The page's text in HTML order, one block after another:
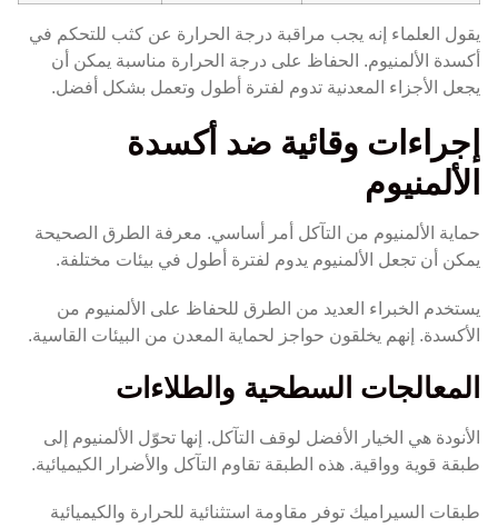
يقول العلماء إنه يجب مراقبة درجة الحرارة عن كثب للتحكم في
أكسدة الألمنيوم. الحفاظ على درجة الحرارة مناسبة يمكن أن
يجعل الأجزاء المعدنية تدوم لفترة أطول وتعمل بشكل أفضل.
إجراءات وقائية ضد أكسدة
الألمنيوم
حماية الألمنيوم من التآكل أمر أساسي. معرفة الطرق الصحيحة
يمكن أن تجعل الألمنيوم يدوم لفترة أطول في بيئات مختلفة.
يستخدم الخبراء العديد من الطرق للحفاظ على الألمنيوم من
الأكسدة. إنهم يخلقون حواجز لحماية المعدن من البيئات القاسية.
المعالجات السطحية والطلاءات
الأنودة هي الخيار الأفضل لوقف التآكل. إنها تحوّل الألمنيوم إلى
طبقة قوية وواقية. هذه الطبقة تقاوم التآكل والأضرار الكيميائية.
طبقات السيراميك توفر مقاومة استثنائية للحرارة والكيميائية